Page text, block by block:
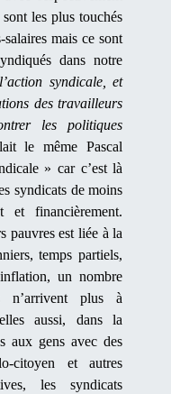
les plus touchés
mais ce sont
dans notre
syndicale, et
des travailleurs
les politiques
le même Pascal
» car c’est là
syndicats de moins
et financièrement.
pauvres est liée à la
temps partiels,
un nombre
n’arrivent plus à
aussi, dans la
aux gens avec des
citoyen et autres
les syndicats